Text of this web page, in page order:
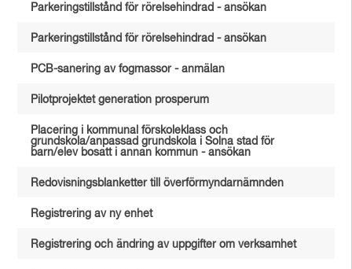
Parkeringstillstånd för rörelsehindrad - ansökan
Parkeringstillstånd för rörelsehindrad - ansökan
PCB-sanering av fogmassor - anmälan
Pilotprojektet generation prosperum
Placering i kommunal förskoleklass och
grundskola/anpassad grundskola i Solna stad för
barn/elev bosatt i annan kommun - ansökan
Redovisningsblanketter till överförmyndarnämnden
Registrering av ny enhet
Registrering och ändring av uppgifter om verksamhet